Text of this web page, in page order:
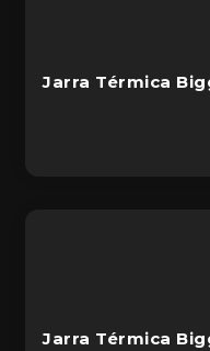
Jarra Térmica
Jarra Térmica